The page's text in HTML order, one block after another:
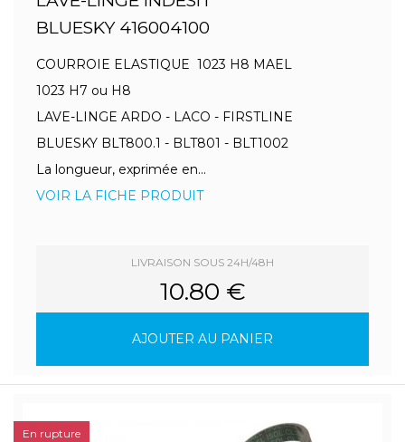
BLUESKY 416004100
COURROIE ELASTIQUE 1023 H8 MAEL
1023 H7 ou H8
LAVE-LINGE ARDO - LACO - FIRSTLINE
BLUESKY BLT800.1 - BLT801 - BLT1002
La longueur, exprimée en...
VOIR LA FICHE PRODUIT
LIVRAISON SOUS 24H/48H
10.80 €
AJOUTER AU PANIER
En rupture